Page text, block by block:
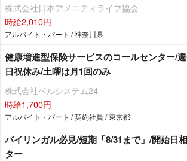
株式会社日本アメニティライフ協会
時給2,010円
アルバイト・パート / 神奈川県
健康増進型保険サービスのコールセンター/
日祝休み/土曜は月1回のみ
株式会社ベルシステム24
時給1,700円
アルバイト・パート / 契約社員 / 東京都
バイリンガル必見/短期「8/31まで」/開始日
ター